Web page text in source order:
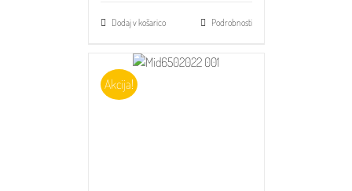
Dodaj v košarico Podrobnosti
Akcija!